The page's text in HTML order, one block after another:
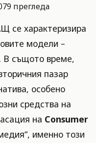
прегледа
се характеризира
модели –
В същото време,
пазар
особено
средства на
на Consumer
именно този